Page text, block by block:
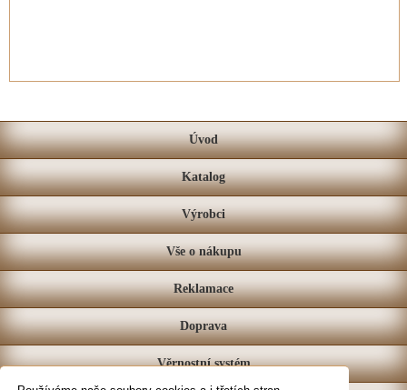
Úvod
Katalog
Výrobci
Vše o nákupu
Reklamace
Doprava
Věrnostní systém